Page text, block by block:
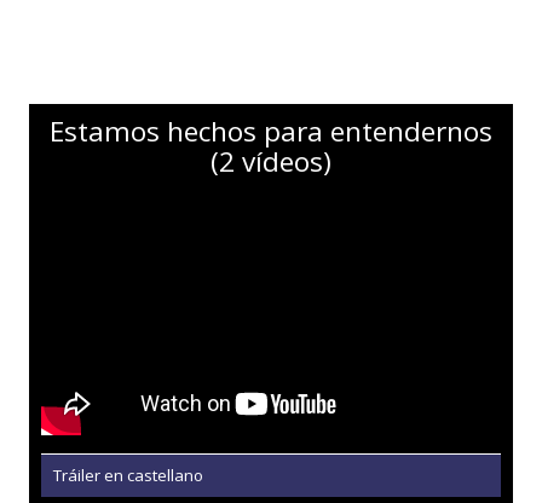
Estamos hechos para entendernos
(2 vídeos)
Tráiler en castellano